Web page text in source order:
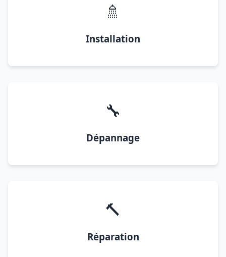
🚿
Installation
🔧
Dépannage
🔨
Réparation